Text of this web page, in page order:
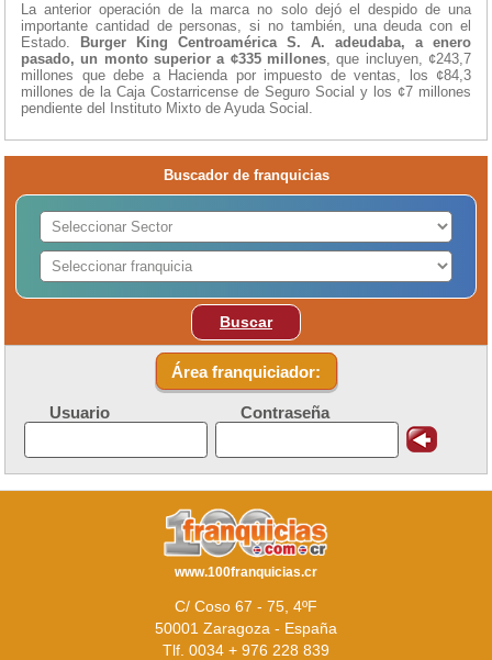
La anterior operación de la marca no solo dejó el despido de una
importante cantidad de personas, si no también, una deuda con el
Estado.
Burger King Centroamérica S. A. adeudaba, a enero
pasado, un monto superior a ¢335 millones, que incluyen, ¢243,7
millones que debe a Hacienda por impuesto de ventas, los ¢84,3
millones de la Caja Costarricense de Seguro Social y los ¢7 millones
pendiente del Instituto Mixto de Ayuda Social.
Buscador de franquicias
Buscar
Área franquiciador:
Usuario Contraseña
www.100franquicias.cr
C/ Coso 67 - 75, 4ºF
50001 Zaragoza - España
Tlf. 0034 + 976 228 839